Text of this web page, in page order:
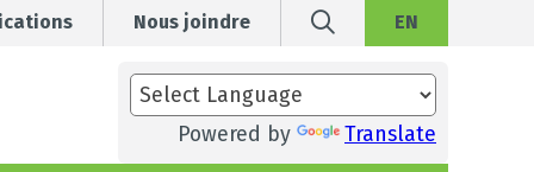
Nous joindre EN
Powered by Translate